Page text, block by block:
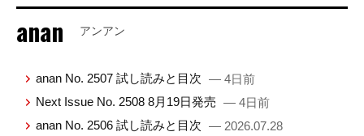
anan アンアン
anan No. 2507 試し読みと目次 — 4日前
Next Issue No. 2508 8月19日発売 — 4日前
anan No. 2506 試し読みと目次 — 2026.07.28